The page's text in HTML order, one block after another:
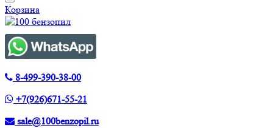
Корзина
8-499-390-38-00
+7(926)671-55-21
sale@100benzopil.ru